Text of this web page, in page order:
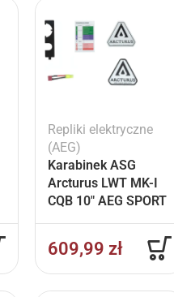
Repliki elektryczne
(AEG)
Karabinek ASG
Arcturus LWT MK-I
CQB 10″ AEG SPORT
609,99 zł